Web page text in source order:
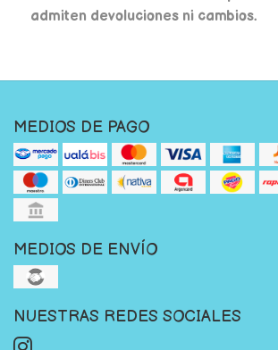
admiten devoluciones ni cambios.
MEDIOS DE PAGO
MEDIOS DE ENVÍO
NUESTRAS REDES SOCIALES